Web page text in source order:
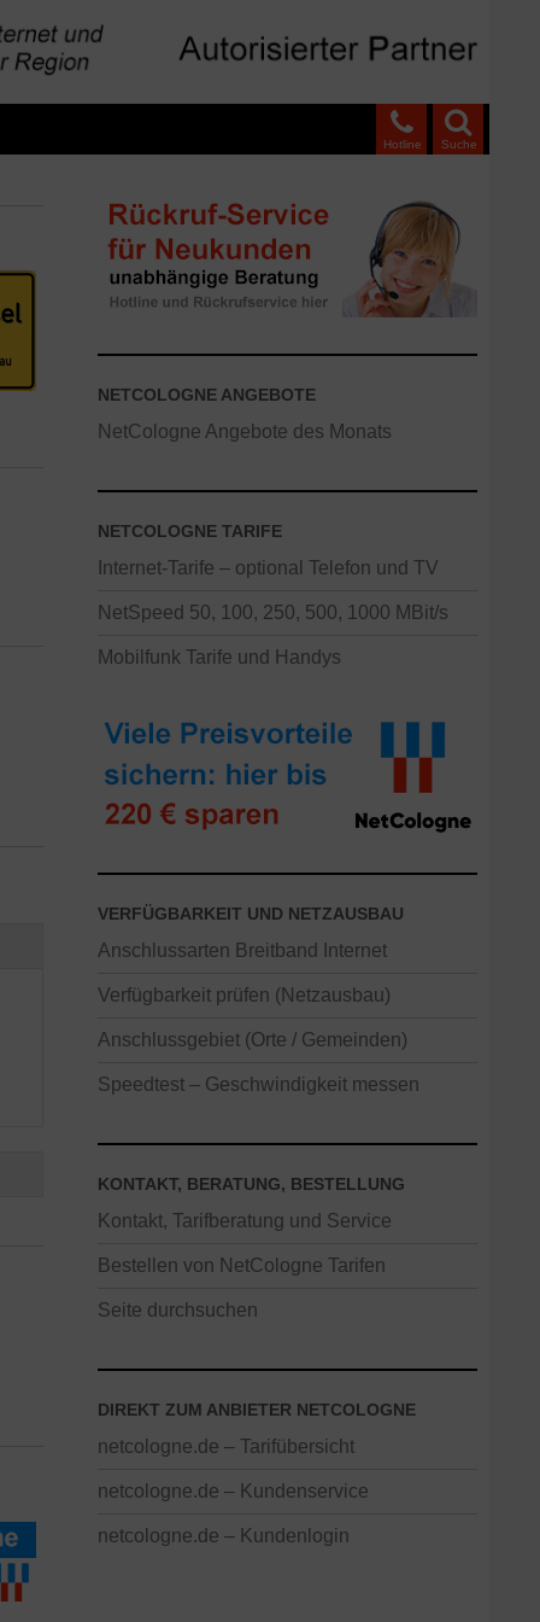
Suche
Hotline
NETCOLOGNE ANGEBOTE
NetCologne Angebote des Monats
NETCOLOGNE TARIFE
Internet-Tarife – optional Telefon und TV
NetSpeed 50, 100, 250, 500, 1000 MBit/s
Mobilfunk Tarife und Handys
VERFÜGBARKEIT UND NETZAUSBAU
Anschlussarten Breitband Internet
Verfügbarkeit prüfen (Netzausbau)
Anschlussgebiet (Orte / Gemeinden)
Speedtest – Geschwindigkeit messen
KONTAKT, BERATUNG, BESTELLUNG
Kontakt, Tarifberatung und Service
Bestellen von NetCologne Tarifen
Seite durchsuchen
DIREKT ZUM ANBIETER NETCOLOGNE
netcologne.de – Tarifübersicht
netcologne.de – Kundenservice
netcologne.de – Kundenlogin